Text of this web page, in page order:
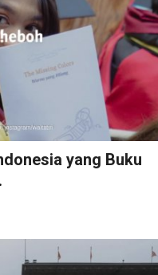
yang Buku